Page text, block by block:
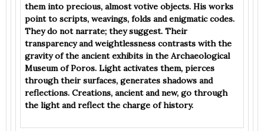
them into precious, almost votive objects. His works
point to scripts, weavings, folds and enigmatic codes.
They do not narrate; they suggest. Their
transparency and weightlessness contrasts with the
gravity of the ancient exhibits in the Archaeological
Museum of Poros. Light activates them, pierces
through their surfaces, generates shadows and
reflections. Creations, ancient and new, go through
the light and reflect the charge of history.